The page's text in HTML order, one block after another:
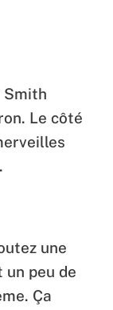
Smith
Le côté
une
peu de
Ça